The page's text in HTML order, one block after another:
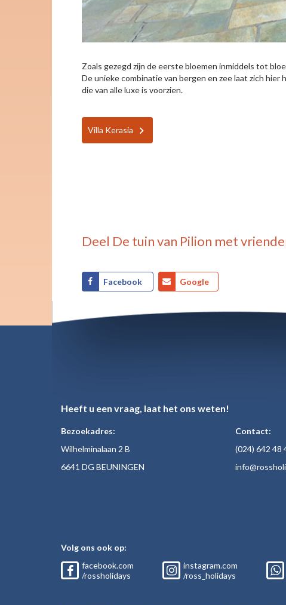
Zoals gezegd zijn de eerste bloemen inmiddels tot
De unieke combinatie van bergen en zee laat zich
die van alle luxe is voorzien.
Villa Kerasia
Deel De tuin van Pilion met
Facebook Google
Heeft u een vraag, laat het ons weten!
Bezoekadres:
Wilhelminalaan 2 B
6641 DG BEUNINGEN
Contact:
(024) 642 48
inf
Volg ons ook op:
facebook.com
/rossholidays
instagram.com
/ross_holidays